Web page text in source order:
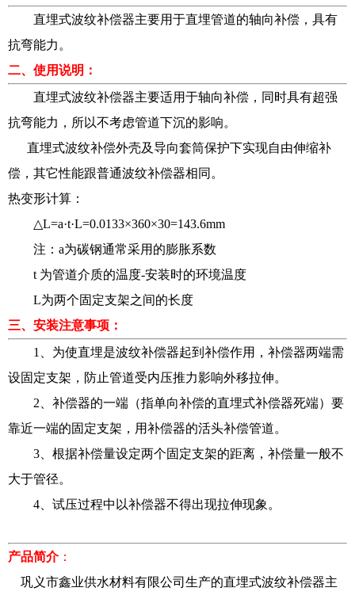
直埋式波纹补偿器主要用于直埋管道的轴向补偿，具有
抗弯能力。
二、使用说明：
直埋式波纹补偿器主要适用于轴向补偿，同时具有超强
抗弯能力，所以不考虑管道下沉的影响。
直埋式波纹补偿外壳及导向套筒保护下实现自由伸缩补
偿，其它性能跟普通波纹补偿器相同。
热变形计算：
△L=a·t·L=0.0133×360×30=143.6mm
注：a为碳钢通常采用的膨胀系数
t 为管道介质的温度-安装时的环境温度
L为两个固定支架之间的长度
三、安装注意事项：
1、为使直埋是波纹补偿器起到补偿作用，补偿器两端需
设固定支架，防止管道受内压推力影响外移拉伸。
2、补偿器的一端（指单向补偿的直埋式补偿器死端）要
靠近一端的固定支架，用补偿器的活头补偿管道。
3、根据补偿量设定两个固定支架的距离，补偿量一般不
大于管径。
4、试压过程中以补偿器不得出现拉伸现象。
产品简介：
巩义市鑫业供水材料有限公司生产的直埋式波纹补偿器主